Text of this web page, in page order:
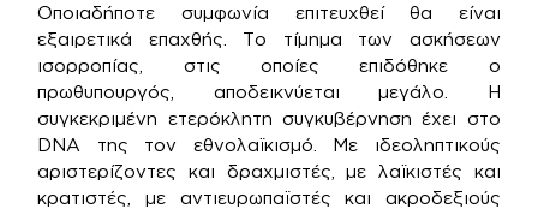
Οποιαδήποτε συμφωνία επιτευχθεί θα είναι
εξαιρετικά επαχθής. Το τίμημα των ασκήσεων
ισορροπίας, στις οποίες επιδόθηκε ο
πρωθυπουργός, αποδεικνύεται μεγάλο. Η
συγκεκριμένη ετερόκλητη συγκυβέρνηση έχει στο
DNA της τον εθνολαϊκισμό. Με ιδεοληπτικούς
αριστερίζοντες και δραχμιστές, με λαϊκιστές και
κρατιστές, με αντιευρωπαϊστές και ακροδεξιούς